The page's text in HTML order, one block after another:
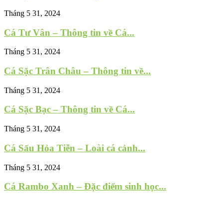
Tháng 5 31, 2024
Cá Tư Vân – Thông tin về Cá...
Tháng 5 31, 2024
Cá Sặc Trân Châu – Thông tin về...
Tháng 5 31, 2024
Cá Sặc Bạc – Thông tin về Cá...
Tháng 5 31, 2024
Cá Sấu Hỏa Tiễn – Loài cá cảnh...
Tháng 5 31, 2024
Cá Rambo Xanh – Đặc điểm sinh học...